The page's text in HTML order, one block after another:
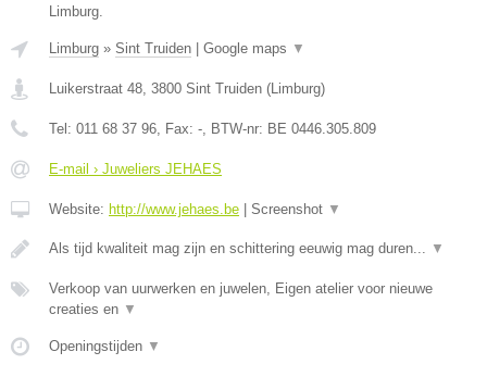
Limburg.
Limburg » Sint Truiden Google maps ▼
Luikerstraat 48, 3800 Sint Truiden (Limburg)
Tel: 011 68 37 96, Fax: -, BTW-nr: BE 0446.305.809
E-mail › Juweliers JEHAES
Website: http://www.jehaes.be Screenshot ▼
Als tijd kwaliteit mag zijn en schittering eeuwig mag duren... ▼
Verkoop van uurwerken en juwelen, Eigen atelier voor nieuwe
creaties en ▼
Openingstijden ▼